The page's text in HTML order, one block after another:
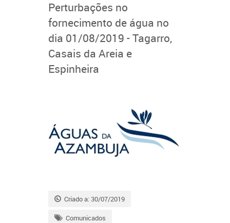
Perturbações no
fornecimento de água no
dia 01/08/2019 - Tagarro,
Casais da Areia e
Espinheira
Criado a: 30/07/2019
Comunicados